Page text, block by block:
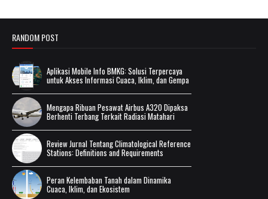
RANDOM POST
Aplikasi Mobile Info BMKG: Solusi Terpercaya
untuk Akses Informasi Cuaca, Iklim, dan Gempa
Mengapa Ribuan Pesawat Airbus A320 Dipaksa
Berhenti Terbang Terkait Radiasi Matahari
Review Jurnal Tentang Climatological Reference
Stations: Definitions and Requirements
Peran Kelembaban Tanah dalam Dinamika
Cuaca, Iklim, dan Ekosistem